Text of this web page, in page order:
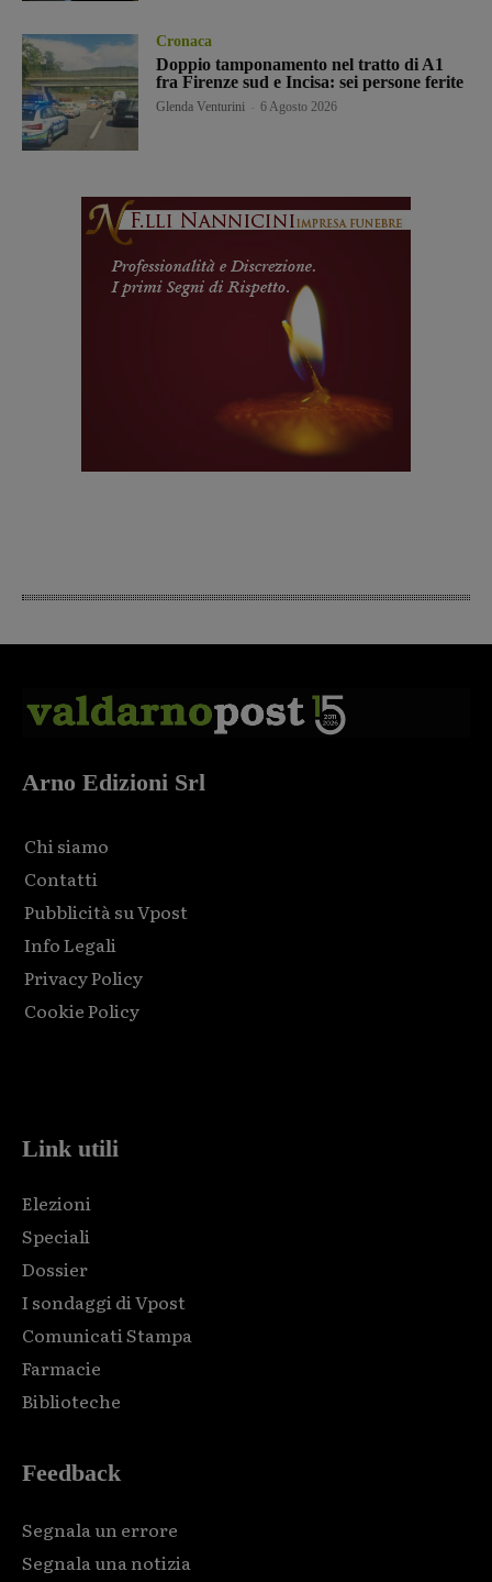
Cronaca
Doppio tamponamento nel tratto di A1
fra Firenze sud e Incisa: sei persone ferite
Glenda Venturini 6 Agosto 2026
Arno Edizioni Srl
Chi siamo
Contatti
Pubblicità su Vpost
Info Legali
Privacy Policy
Cookie Policy
Link utili
Elezioni
Speciali
Dossier
I sondaggi di Vpost
Comunicati Stampa
Farmacie
Biblioteche
Feedback
Segnala un errore
Segnala una notizia